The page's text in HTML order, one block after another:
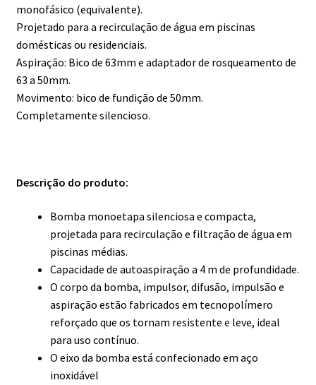
monofásico (equivalente).
Projetado para a recirculação de água em piscinas
domésticas ou residenciais.
Aspiração: Bico de 63mm e adaptador de rosqueamento de
63 a 50mm.
Movimento: bico de fundição de 50mm.
Completamente silencioso.
Descrição do produto:
Bomba monoetapa silenciosa e compacta,
projetada para recirculação e filtração de água em
piscinas médias.
Capacidade de autoaspiração a 4 m de profundidade.
O corpo da bomba, impulsor, difusão, impulsão e
aspiração estão fabricados em tecnopolímero
reforçado que os tornam resistente e leve, ideal
para uso contínuo.
O eixo da bomba está confecionado em aço
inoxidável